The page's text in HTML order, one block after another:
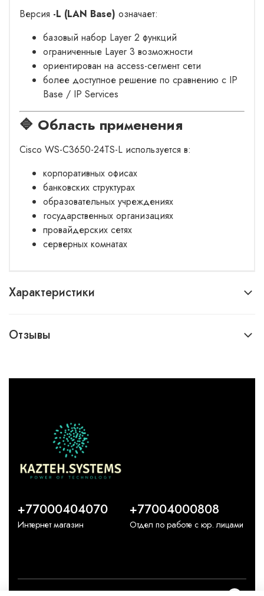
Версия -L (LAN Base) означает:
базовый набор Layer 2 функций
ограниченные Layer 3 возможности
ориентирован на access-сегмент сети
более доступное решение по сравнению с IP
Base / IP Services
🔷 Область применения
Cisco WS-C3650-24TS-L используется в:
корпоративных офисах
банковских структурах
образовательных учреждениях
государственных организациях
провайдерских сетях
серверных комнатах
Характеристики
Отзывы
+77000404070
Интернет магазин
+77004000808
Отдел по работе с юр. лицами